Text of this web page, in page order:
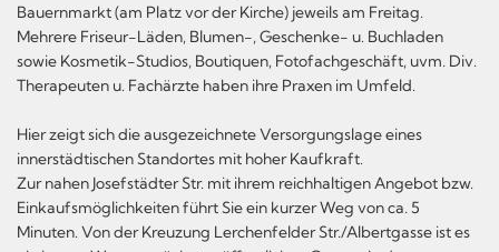
Bauernmarkt (am Platz vor der Kirche) jeweils am Freitag.
Mehrere Friseur-Läden, Blumen-, Geschenke- u. Buchladen
sowie Kosmetik-Studios, Boutiquen, Fotofachgeschäft, uvm. Div.
Therapeuten u. Fachärzte haben ihre Praxen im Umfeld.
Hier zeigt sich die ausgezeichnete Versorgungslage eines
innerstädtischen Standortes mit hoher Kaufkraft.
Zur nahen Josefstädter Str. mit ihrem reichhaltigen Angebot bzw.
Einkaufsmöglichkeiten führt Sie ein kurzer Weg von ca. 5
Minuten. Von der Kreuzung Lerchenfelder Str./Albertgasse ist es